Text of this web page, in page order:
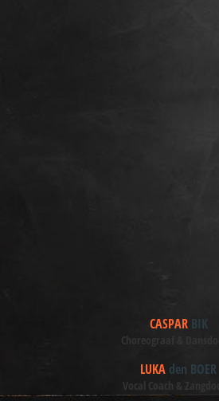
CASPAR BIK
Choreograaf &
LUKA den BOER
Vocal Coach &